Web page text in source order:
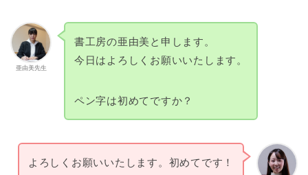
亜由美先生
書工房の亜由美と申します。
今日はよろしくお願いいたします。
ペン字は初めてですか？
よろしくお願いいたします。初めてです！